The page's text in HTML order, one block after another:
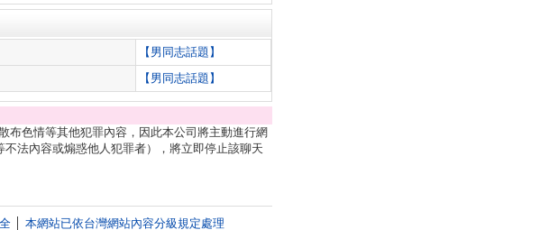
【男同志話題】
【男同志話題】
布色情等其他犯罪內容，因此本公司將主動進行網
法內容或煽惑他人犯罪者），將立即停止該聊天
│ 本網站已依台灣網站內容分級規定處理